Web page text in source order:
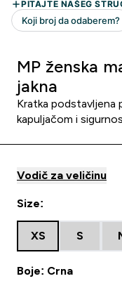
MP ženska
jakna
Kratka podstavljena
kapuljačom i
Vodič za veličinu
Size:
XS S
Boje: Crna